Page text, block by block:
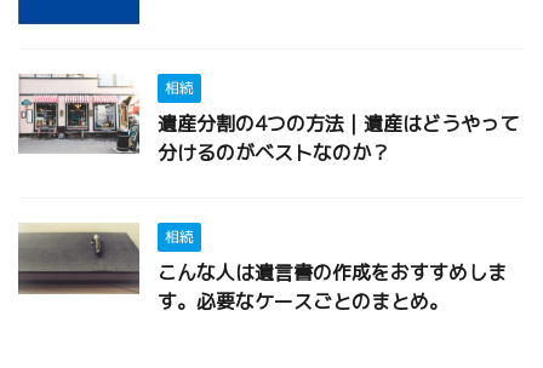
相続
遺産分割の4つの方法｜遺産はどうやって
分けるのがベストなのか？
相続
こんな人は遺言書の作成をおすすめしま
す。必要なケースごとのまとめ。